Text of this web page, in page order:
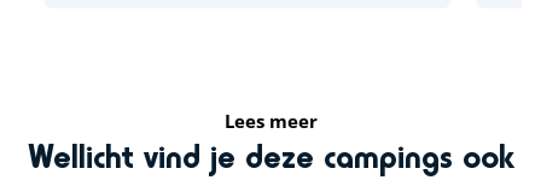
Lees meer
Wellicht vind je deze campings ook